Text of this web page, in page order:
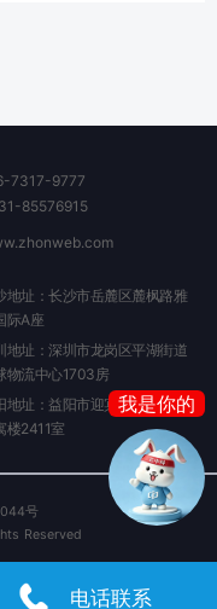
我是你的
AI 客服
晓云
我是你的
7317-9777
85576915
地址：长沙市岳麓区麓枫路雅
际A座
地址：深圳市龙岗区平湖街道
物流中心1703房
地址：益阳市迎宾东路588号
楼2411室
号
Reserved
电话联系